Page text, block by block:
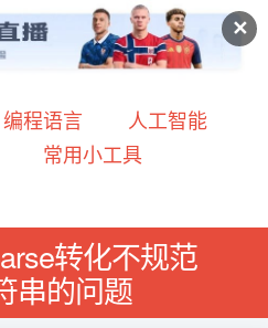
✕
编程语言
人工智能
常用小工具
转化不规范
串的问题